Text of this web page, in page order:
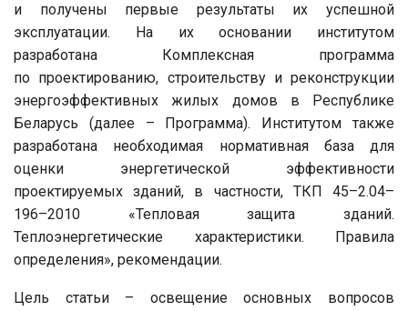
и получены первые результаты их успешной
эксплуатации. На их основании институтом
разработана Комплексная программа
по проектированию, строительству и реконструкции
энергоэффективных жилых домов в Республике
Беларусь (далее – Программа). Институтом также
разработана необходимая нормативная база для
оценки энергетической эффективности
проектируемых зданий, в частности, ТКП 45–2.04–
196–2010 «Тепловая защита зданий.
Теплоэнергетические характеристики. Правила
определения», рекомендации.
Цель статьи – освещение основных вопросов